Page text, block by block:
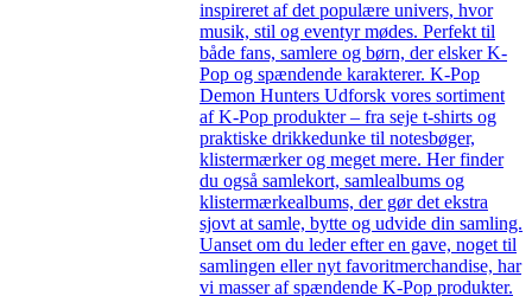
inspireret af det populære univers, hvor
musik, stil og eventyr mødes. Perfekt til
både fans, samlere og børn, der elsker K-
Pop og spændende karakterer. K-Pop
Demon Hunters Udforsk vores sortiment
af K-Pop produkter – fra seje t-shirts og
praktiske drikkedunke til notesbøger,
klistermærker og meget mere. Her finder
du også samlekort, samlealbums og
klistermærkealbums, der gør det ekstra
sjovt at samle, bytte og udvide din samling.
Uanset om du leder efter en gave, noget til
samlingen eller nyt favoritmerchandise, har
vi masser af spændende K-Pop produkter.